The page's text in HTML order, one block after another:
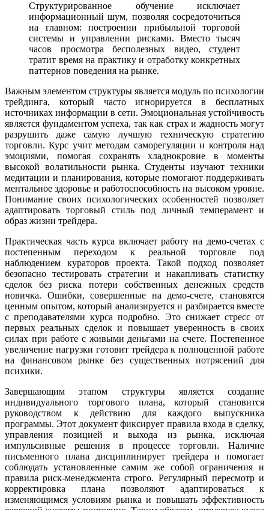
Структурированное обучение исключает
информационный шум, позволяя сосредоточиться
на главном: построении прибыльной торговой
системы и управлении рисками. Вместо тысяч
часов просмотра бесполезных видео, студент
тратит время на практику и отработку конкретных
паттернов поведения на рынке.
Важным элементом структуры является модуль по психологии
трейдинга, который часто игнорируется в бесплатных
источниках информации в сети. Эмоциональная устойчивость
является фундаментом успеха, так как страх и жадность могут
разрушить даже самую лучшую техническую стратегию
торговли. Курс учит методам саморегуляции и контроля над
эмоциями, помогая сохранять хладнокровие в моменты
высокой волатильности рынка. Студенты изучают техники
медитации и планирования, которые помогают поддерживать
ментальное здоровье и работоспособность на высоком уровне.
Понимание своих психологических особенностей позволяет
адаптировать торговый стиль под личный темперамент и
образ жизни трейдера.
Практическая часть курса включает работу на демо-счетах с
постепенным переходом к реальной торговле под
наблюдением кураторов проекта. Такой подход позволяет
безопасно тестировать стратегии и накапливать статистку
сделок без риска потери собственных денежных средств
новичка. Ошибки, совершенные на демо-счете, становятся
ценным опытом, который анализируется и разбирается вместе
с преподавателями курса подробно. Это снижает стресс от
первых реальных сделок и повышает уверенность в своих
силах при работе с живыми деньгами на счете. Постепенное
увеличение нагрузки готовит трейдера к полноценной работе
на финансовом рынке без существенных потрясений для
психики.
Завершающим этапом структуры является создание
индивидуального торгового плана, который становится
руководством к действию для каждого выпускника
программы. Этот документ фиксирует правила входа в сделку,
управления позицией и выхода из рынка, исключая
импульсивные решения в процессе торговли. Наличие
письменного плана дисциплинирует трейдера и помогает
соблюдать установленные самим же собой ограничения и
правила риск-менеджмента строго. Регулярный пересмотр и
корректировка плана позволяют адаптироваться к
изменяющимся условиям рынка и повышать эффективность